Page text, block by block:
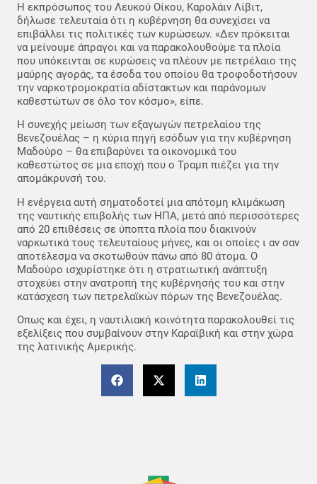
Η εκπρόσωπος του Λευκού Οίκου, Καρολάιν Λίβιτ,
δήλωσε τελευταία ότι η κυβέρνηση θα συνεχίσει να
επιβάλλει τις πολιτικές των κυρώσεων. «Δεν πρόκειται
να μείνουμε άπραγοι και να παρακολουθούμε τα πλοία
που υπόκεινται σε κυρώσεις να πλέουν με πετρέλαιο της
μαύρης αγοράς, τα έσοδα του οποίου θα τροφοδοτήσουν
την ναρκοτρομοκρατία αδίστακτων και παράνομων
καθεστώτων σε όλο τον κόσμο», είπε.
Η συνεχής μείωση των εξαγωγών πετρελαίου της
Βενεζουέλας – η κύρια πηγή εσόδων για την κυβέρνηση
Μαδούρο – θα επιβαρύνει τα οικονομικά του
καθεστώτος σε μια εποχή που ο Τραμπ πιέζει για την
απομάκρυνσή του.
Η ενέργεια αυτή σηματοδοτεί μια απότομη κλιμάκωση
της ναυτικής επιβολής των ΗΠΑ, μετά από περισσότερες
από 20 επιθέσεις σε ύποπτα πλοία που διακινούν
ναρκωτικά τους τελευταίους μήνες, και οι οποίες ι αν σαν
αποτέλεσμα να σκοτωθούν πάνω από 80 άτομα. Ο
Μαδούρο ισχυρίστηκε ότι η στρατιωτική ανάπτυξη
στοχεύει στην ανατροπή της κυβέρνησής του και στην
κατάσχεση των πετρελαϊκών πόρων της Βενεζουέλας.
Οπως και έχει, η ναυτιλιακή κοινότητα παρακολουθεί τις
εξελίξεις που συμβαίνουν στην Καραϊβική και στην χώρα
της λατινικής Αμερικής.